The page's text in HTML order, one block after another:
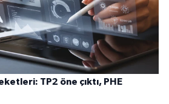
TP2 öne çıktı, PHE